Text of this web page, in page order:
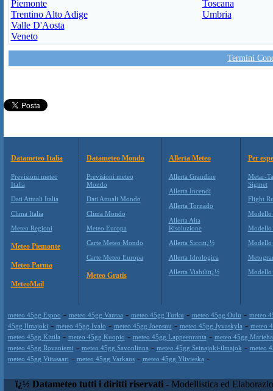
Piemonte
Trentino Alto Adige
Valle D'Aosta
Veneto
Toscana
Umbria
Termini
Datameteo Italia
Previsioni meteo
Italia
Dati Attuali Italia
Clima Italia
Meteo Regioni
Meteo Piemonte
Meteo Parma
MeteoMail
Datameteo Mondo
Previsioni meteo
Mondo
Dati Attuali Mondo
Clima Mondo
Meteo Europa
Carte Meteo Mondo
Carte Meteo Europa
Meteo Gratis
Allerta Meteo
Allerta Grandine
Allerta Incendi
Allerta Tornado
Allerta Alta
Risoluzione
Allerta Siccitï¿½
Allerta Idrologica
Allerta Viabilitï¿½
Per
Metar-
Sigmet
Flight
Modello
Modello
Modello
Modello
meteo 45gg Espoo - meteo 45gg Vantaa - meteo 45gg Turku - meteo 45gg Oulu - meteo
45gg Ilmajoki - meteo 45gg Ivalo - meteo 45gg Joensuu - meteo 45gg Jyvaskyla - meteo
meteo 45gg Kittila - meteo 45gg Kuopio - meteo 45gg Lappeenranta - meteo 45gg
meteo 45gg Rovaniemi - meteo 45gg Savonlinna - meteo 45gg Seinajoki-ilmajok - meteo
meteo 45gg Viitasaari - meteo 45gg Varkaus- meteo 45gg Ylivieska -
ï¿½ Datameteo tutti i diritti riservati - Modellistica ed